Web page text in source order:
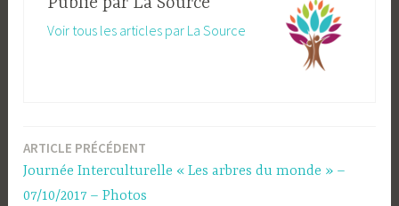
Voir tous les articles par La Source
Navigation
de
ARTICLE PRÉCÉDENT
Journée Interculturelle « Les arbres du monde » –
07/10/2017 – Photos